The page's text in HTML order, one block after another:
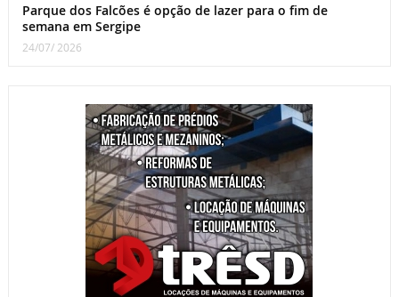
Parque dos Falcões é opção de lazer para o fim de
semana em Sergipe
24/07/ 2026